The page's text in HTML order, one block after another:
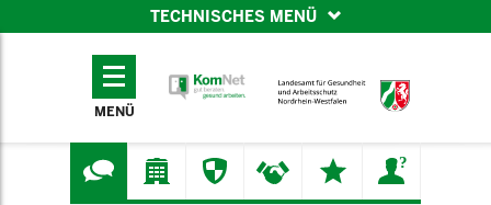
TECHNISCHES MENÜ
TECHNISCHES
MENÜ